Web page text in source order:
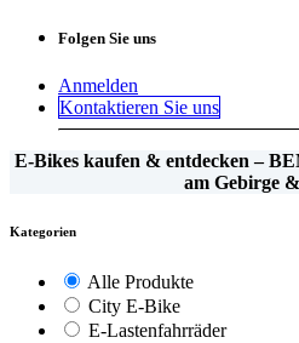
Folgen Sie uns
Anmelden
Kontaktieren Sie uns
E-Bikes kaufen & entdecken –
am Gebirge
Kategorien
Alle Produkte
City E-Bike
E-Lastenfahrräder